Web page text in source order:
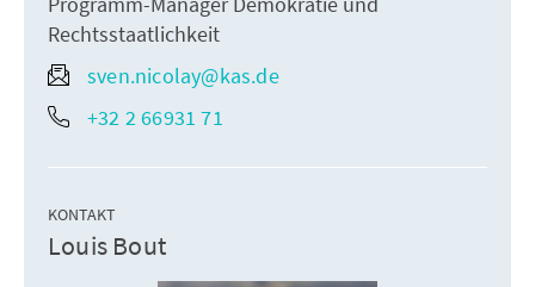
Rechtsstaatlichkeit
sven.nicolay@kas.de
+32 2 66931 71
KONTAKT
Louis Bout